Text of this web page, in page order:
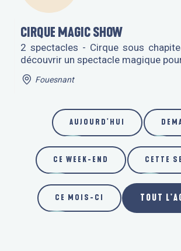
CIRQUE MAGIC SHOW
2 spectacles - Cirque sous
découvrir un spectacle magique
Fouesnant
AUJOURD'HUI
CE WEEK-END CETTE
CE MOIS-CI TOUT